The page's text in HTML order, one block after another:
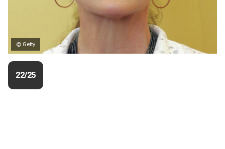
© Getty
22/25